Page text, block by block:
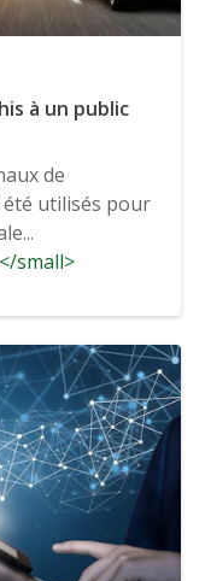
à un public
de
utilisés pour
small>